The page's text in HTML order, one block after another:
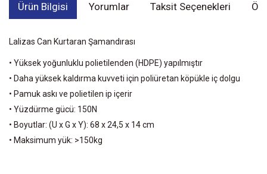
Ürün Bilgisi Yorumlar Taksit Seçenekleri
Lalizas Can Kurtaran Şamandırası
• Yüksek yoğunluklu polietilenden (HDPE) yapılmıştır
• Daha yüksek kaldırma kuvveti için poliüretan köpükle iç dolgu
• Pamuk askı ve polietilen ip içerir
• Yüzdürme gücü: 150N
• Boyutlar: (U x G x Y): 68 x 24,5 x 14 cm
• Maksimum yük: >150kg